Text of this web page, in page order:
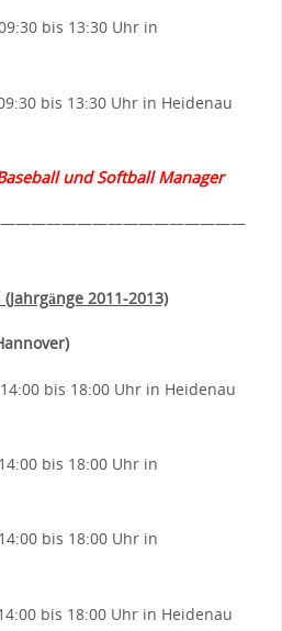
bis 13:30 Uhr in
bis 13:30 Uhr in Heidenau
und Softball Manager
2011-2013)
bis 18:00 Uhr in Heidenau
bis 18:00 Uhr in
bis 18:00 Uhr in
bis 18:00 Uhr in Heidenau